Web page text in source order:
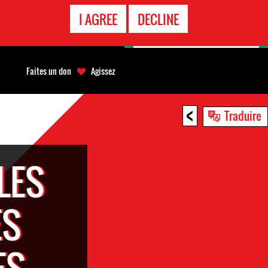
I AGREE DECLINE
< Traduire
Faites un don Agissez
D'URGENCE